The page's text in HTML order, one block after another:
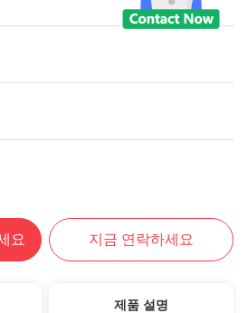
요 지금 연락하세요
제품 설명